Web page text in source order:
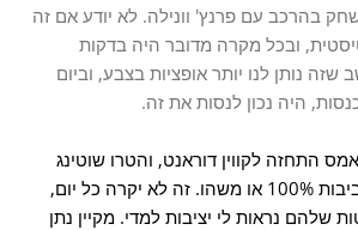
בהרכב עם פרנץ' וונילה. לא יודע אם זה
ובכל מקרה מדובר היה בדקות
נותן לנו יותר אופציות בצבע, וביום
היה נכון לנסות את זה.
התחזה לקווין דוראנט, והטרו שוטינג
שלו הלילה בטח בסביבות 100% או משהו. זה לא יקרה כל יום,
שלהם נראות לי יציבות למדי. מקיין נתן